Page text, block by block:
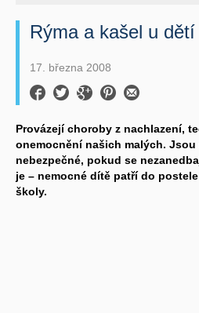
Rýma a kašel u dětí
17. března 2008
Provázejí choroby z nachlazení,
onemocnění našich malých.
nebezpečné, pokud se
je – nemocné dítě patří do
školy.